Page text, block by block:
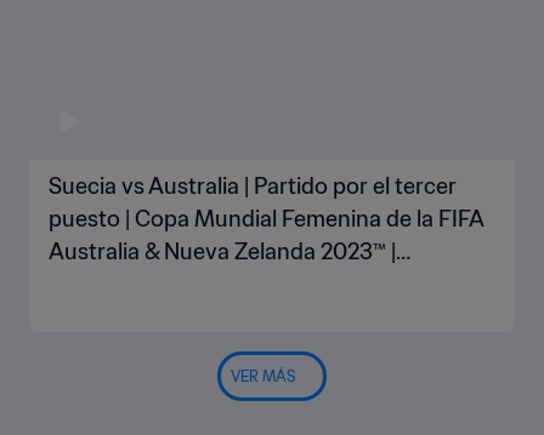
Suecia vs Australia | Partido por el tercer
puesto | Copa Mundial Femenina de la FIFA
Australia & Nueva Zelanda 2023™ |
VER MÁS